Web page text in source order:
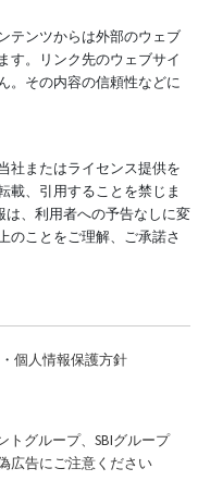
テンツからは外部のウェブ
す。リンク先のウェブサイ
。その内容の信頼性などに
社またはライセンス提供を
載、引用することを禁じま
は、利用者への予告なしに変
のことをご理解、ご承諾さ
・ 個人情報保護方針
トグループ、SBIグループ
広告にご注意ください